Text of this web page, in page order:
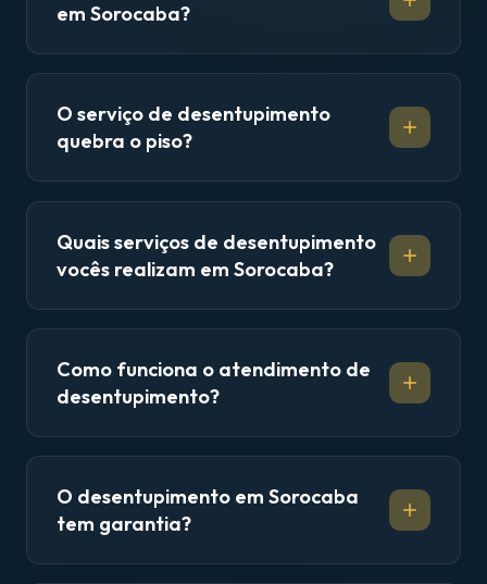
em Sorocaba?
O serviço de desentupimento
quebra o piso?
Quais serviços de desentupimento
vocês realizam em Sorocaba?
Como funciona o atendimento de
desentupimento?
O desentupimento em Sorocaba
tem garantia?